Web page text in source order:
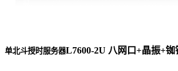
单北斗授时服务器L7600-2U 八网口+晶振+铷